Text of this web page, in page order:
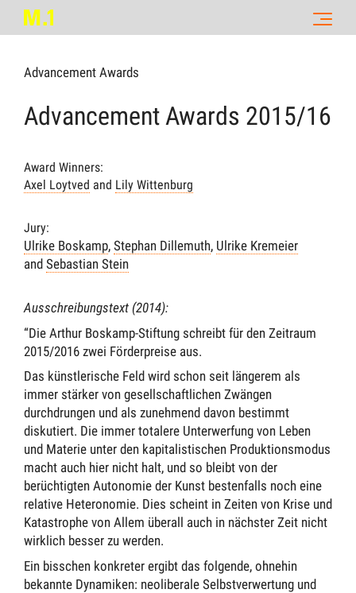
Advancement Awards
Advancement Awards 2015/16
Award Winners:
Axel Loytved and Lily Wittenburg
Jury:
Ulrike Boskamp, Stephan Dillemuth, Ulrike Kremeier
and Sebastian Stein
Ausschreibungstext (2014):
“Die Arthur Boskamp-Stiftung schreibt für den Zeitraum
2015/2016 zwei Förderpreise aus.
Das künstlerische Feld wird schon seit längerem als
immer stärker von gesellschaftlichen Zwängen
durchdrungen und als zunehmend davon bestimmt
diskutiert. Die immer totalere Unterwerfung von Leben
und Materie unter den kapitalistischen Produktionsmodus
macht auch hier nicht halt, und so bleibt von der
berüchtigten Autonomie der Kunst bestenfalls noch eine
relative Heteronomie. Dies scheint in Zeiten von Krise und
Katastrophe von Allem überall auch in nächster Zeit nicht
wirklich besser zu werden.
Ein bisschen konkreter ergibt das folgende, ohnehin
bekannte Dynamiken: neoliberale Selbstverwertung und